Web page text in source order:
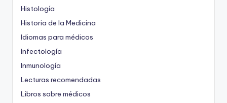
Histología
Historia de la Medicina
Idiomas para médicos
Infectología
Inmunología
Lecturas recomendadas
Libros sobre médicos